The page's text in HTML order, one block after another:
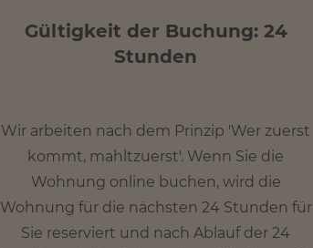
Gültigkeit der Buchung: 24
Stunden
Wir arbeiten nach dem Prinzip 'Wer zuerst
kommt, mahltzuerst'. Wenn Sie die
Wohnung online buchen, wird die
Wohnung für die nächsten 24 Stunden für
Sie reserviert und nach Ablauf der 24